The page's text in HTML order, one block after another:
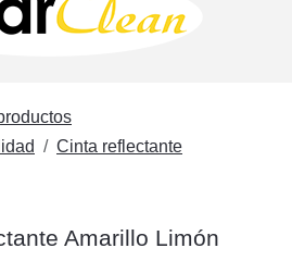
Cinta reflectante
Amarillo Limón